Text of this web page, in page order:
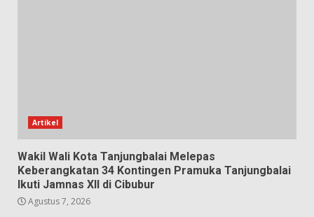
Artikel
Wakil Wali Kota Tanjungbalai Melepas
Keberangkatan 34 Kontingen Pramuka Tanjungbalai
Ikuti Jamnas XII di Cibubur
Agustus 7, 2026